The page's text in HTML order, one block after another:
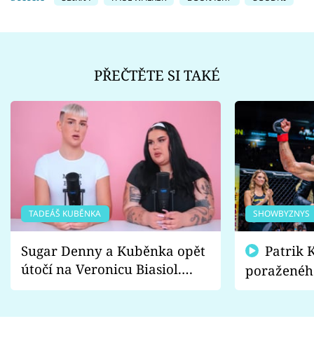
PŘEČTĚTE SI TAKÉ
TADEÁŠ KUBĚNKA
Sugar Denny a Kuběnka opět
útočí na Veronicu Biasiol.
Proč je podle nich falešná a
SHOWBYZNYS
fanoušci